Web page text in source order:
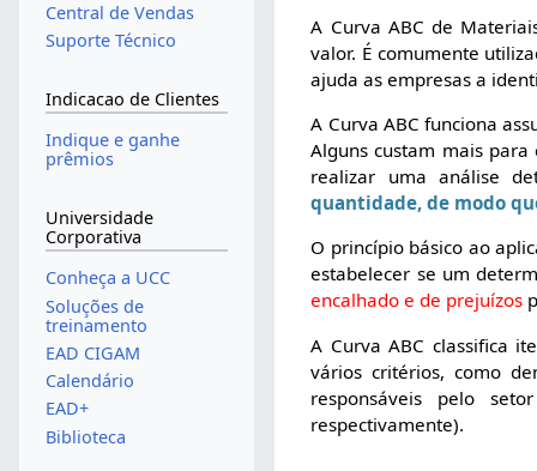
A Curva ABC de
valor. É comumente
ajuda as empresas a
A Curva ABC funciona
Alguns custam mais
realizar uma análise
quantidade, de modo
O princípio básico ao
estabelecer se um
encalhado e de prejuízos
A Curva ABC classifica
vários critérios, como
responsáveis pelo
respectivamente).
Central de Vendas
Suporte Técnico
Indicacao de Clientes
Indique e ganhe
prêmios
Universidade
Corporativa
Conheça a UCC
Soluções de
treinamento
EAD CIGAM
Calendário
EAD+
Biblioteca